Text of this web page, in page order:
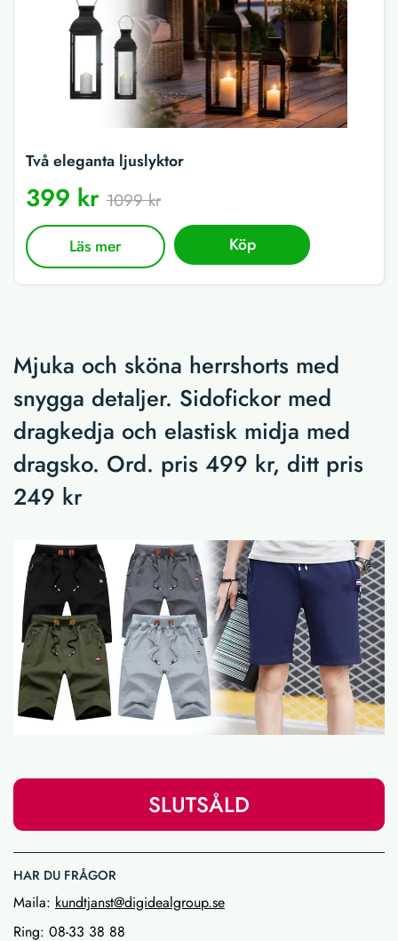
Två eleganta ljuslyktor
399 kr 1099 kr
Läs mer Köp
Mjuka och sköna herrshorts med
snygga detaljer. Sidofickor med
dragkedja och elastisk midja med
dragsko. Ord. pris 499 kr, ditt pris
249 kr
SLUTSÅLD
HAR DU FRÅGOR
Maila: kundtjanst@digidealgroup.se
Ring: 08-33 38 88